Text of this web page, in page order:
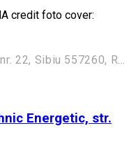
credit foto cover:
Bulevardul General Vasile Milea nr. 22, Sibiu 557260, Romania
Energetic, str.